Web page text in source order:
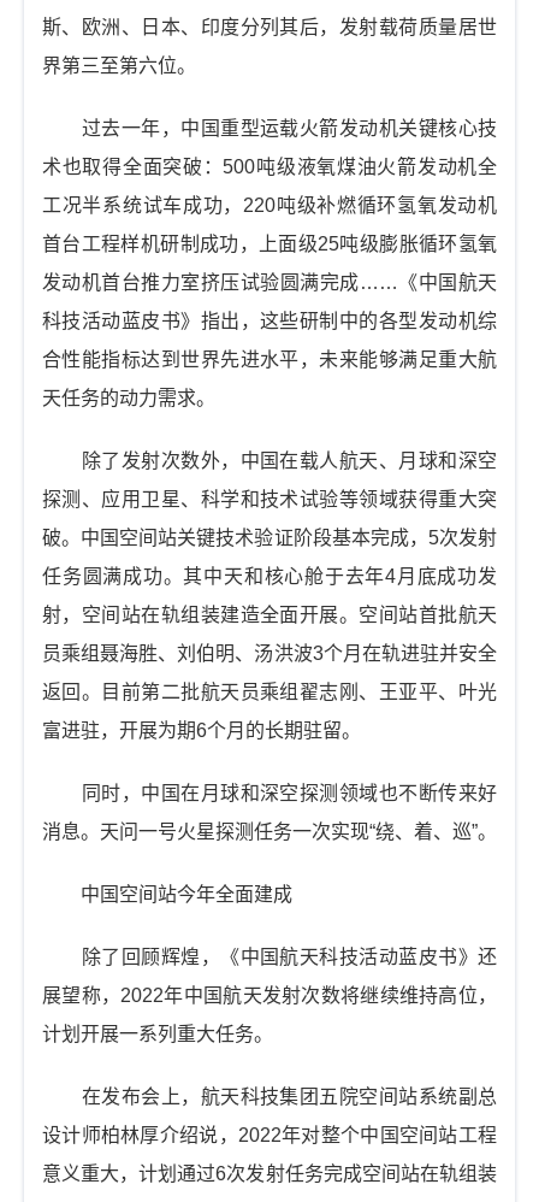
斯、欧洲、日本、印度分列其后，发射载荷质量居世
界第三至第六位。
过去一年，中国重型运载火箭发动机关键核心技
术也取得全面突破：500吨级液氧煤油火箭发动机全
工况半系统试车成功，220吨级补燃循环氢氧发动机
首台工程样机研制成功，上面级25吨级膨胀循环氢氧
发动机首台推力室挤压试验圆满完成……《中国航天
科技活动蓝皮书》指出，这些研制中的各型发动机综
合性能指标达到世界先进水平，未来能够满足重大航
天任务的动力需求。
除了发射次数外，中国在载人航天、月球和深空
探测、应用卫星、科学和技术试验等领域获得重大突
破。中国空间站关键技术验证阶段基本完成，5次发射
任务圆满成功。其中天和核心舱于去年4月底成功发
射，空间站在轨组装建造全面开展。空间站首批航天
员乘组聂海胜、刘伯明、汤洪波3个月在轨进驻并安全
返回。目前第二批航天员乘组翟志刚、王亚平、叶光
富进驻，开展为期6个月的长期驻留。
同时，中国在月球和深空探测领域也不断传来好
消息。天问一号火星探测任务一次实现“绕、着、巡”。
中国空间站今年全面建成
除了回顾辉煌，《中国航天科技活动蓝皮书》还
展望称，2022年中国航天发射次数将继续维持高位，
计划开展一系列重大任务。
在发布会上，航天科技集团五院空间站系统副总
设计师柏林厚介绍说，2022年对整个中国空间站工程
意义重大，计划通过6次发射任务完成空间站在轨组装